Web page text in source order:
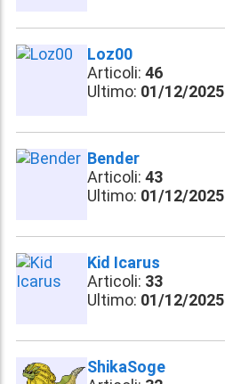
Loz00
Articoli: 46
Ultimo: 01/12/2025
Bender
Articoli: 43
Ultimo: 01/12/2025
Kid Icarus
Articoli: 33
Ultimo: 01/12/2025
ShikaSoge